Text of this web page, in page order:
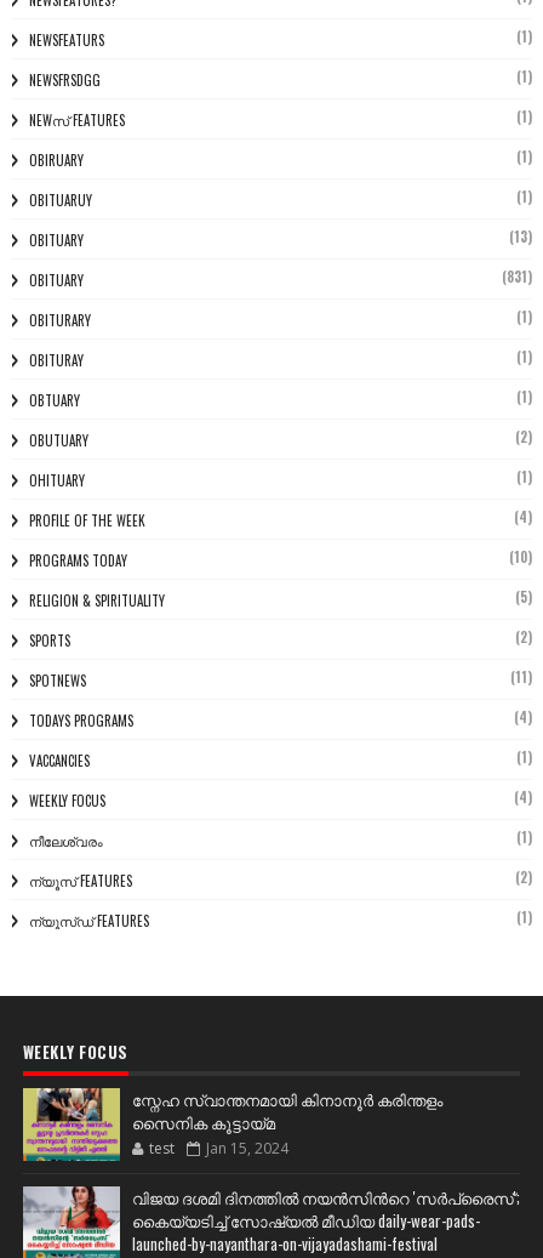
NEWSFEATURS (1)
NEWSFRSDGG (1)
NEWസ് FEATURES (1)
OBIRUARY (1)
OBITUARUY (1)
OBITUARY (13)
OBITUARY (831)
OBITURARY (1)
OBITURAY (1)
OBTUARY (1)
OBUTUARY (2)
OHITUARY (1)
PROFILE OF THE WEEK (4)
PROGRAMS TODAY (10)
RELIGION & SPIRITUALITY (5)
SPORTS (2)
SPOTNEWS (11)
TODAYS PROGRAMS (4)
VACCANCIES (1)
WEEKLY FOCUS (4)
നീലേശ്വരം (1)
ന്യൂസ് FEATURES (2)
ന്യൂസ്ഡ് FEATURES (1)
WEEKLY FOCUS
സ്നേഹ സ്വാന്തനമായി കിനാനൂർ കരിന്തളം
സൈനിക കൂട്ടായ്മ
test Jan 15, 2024
വിജയ ദശമി ദിനത്തില്‍ നയന്‍സിന്‍റെ 'സര്‍പ്രൈസ്';
കൈയ്യടിച്ച് സോഷ്യല്‍ മീഡിയ daily-wear-pads-
launched-by-nayanthara-on-vijayadashami-festival